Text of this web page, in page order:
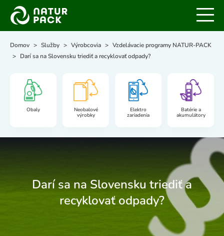
Domov Služby Výrobcovia
Vzdelávacie programy NATUR-PACK
Darí sa na Slovensku triediť a recyklovať odpady?
Obaly Neobalové
výrobky
Elektro
zariadenia
Batérie a
akumulátory
Darí sa na Slovensku triediť a
recyklovať odpady?